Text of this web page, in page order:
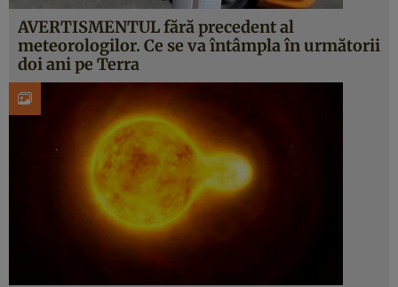
AVERTISMENTUL fără precedent al
meteorologilor. Ce se va întâmpla în următorii
doi ani pe Terra